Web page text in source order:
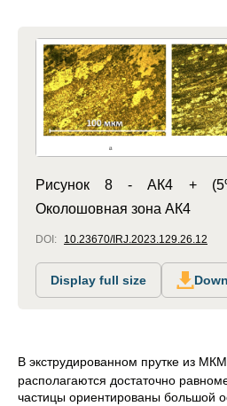
Рисунок 8 -АК4 +
Околошовная зона АК4
DOI: 10.23670/IRJ.2023.129.26.12
Display full size
В экструдированном прутке из
располагаются достаточно
частицы ориентированы большой